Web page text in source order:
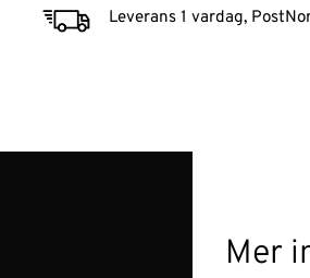
Leverans 1 vardag,
Mer